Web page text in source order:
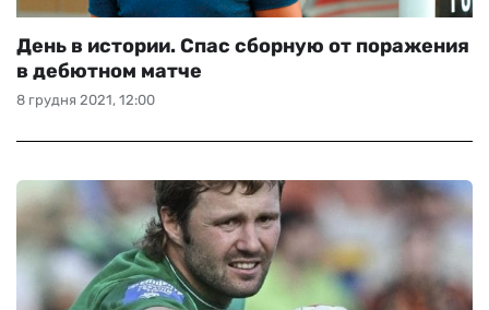
8 грудня 2021, 12:00
День в истории. Спас сборную от поражения
в дебютном матче